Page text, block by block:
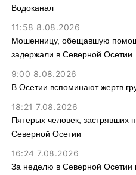
Водоканал
11:58 8.08.2026
Мошенницу, обещавшую
задержали в Северной Осетии
9:00 8.08.2026
В Осетии вспоминают жертв
18:21 7.08.2026
Пятерых человек, застрявших
Северной Осетии
16:24 7.08.2026
За неделю в Северной Осетии